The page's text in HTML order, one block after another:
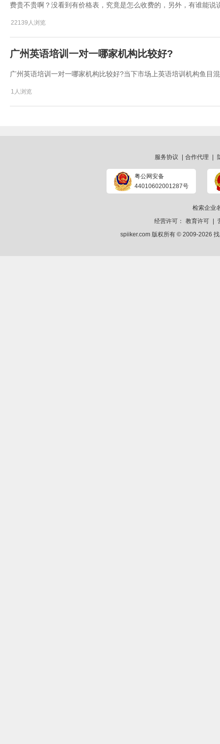
费贵不贵啊？没看到有价格表，究竟是怎么收费的，另外，有谁能说
22139人浏览
广州英语培训一对一哪家机构比较好?
广州英语培训一对一哪家机构比较好?当下市场上英语培训机构鱼目
1人浏览
服务协议 合作代理
粤公网安备
44010602001287号
检索企业
经营许可：
教育许可
spiiker.com 版权所有 © 2009-2026